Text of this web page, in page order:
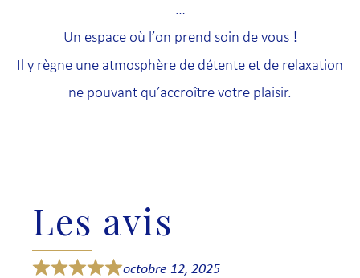
…
Un espace où l’on prend soin de vous !
Il y règne une atmosphère de détente et de relaxation
ne pouvant qu’accroître votre plaisir.
Les avis
octobre 12, 2025